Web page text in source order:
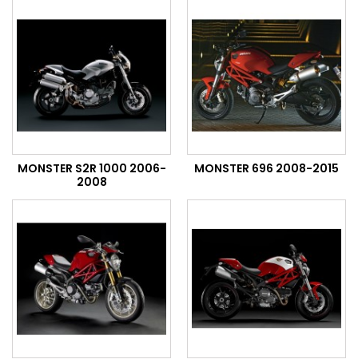
MONSTER S2R 1000 2006-
2008
MONSTER 696 2008-2015